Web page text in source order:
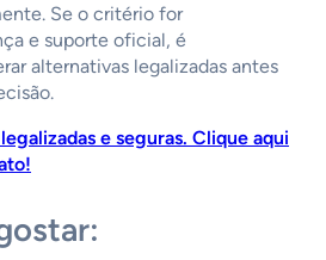
Se o critério for
e suporte oficial, é
alternativas legalizadas antes
e seguras. Clique aqui